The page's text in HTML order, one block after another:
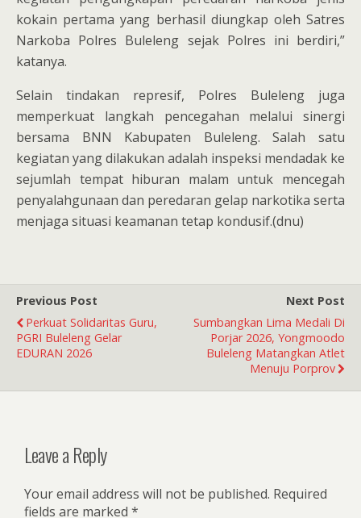
kokain pertama yang berhasil diungkap oleh Satres
Narkoba Polres Buleleng sejak Polres ini berdiri,”
katanya.
Selain tindakan represif, Polres Buleleng juga
memperkuat langkah pencegahan melalui sinergi
bersama BNN Kabupaten Buleleng. Salah satu
kegiatan yang dilakukan adalah inspeksi mendadak ke
sejumlah tempat hiburan malam untuk mencegah
penyalahgunaan dan peredaran gelap narkotika serta
menjaga situasi keamanan tetap kondusif.(dnu)
Previous Post
Perkuat Solidaritas Guru,
PGRI Buleleng Gelar
EDURAN 2026
Next Post
Sumbangkan Lima Medali Di
Porjar 2026, Yongmoodo
Buleleng Matangkan Atlet
Menuju Porprov
Leave a Reply
Your email address will not be published. Required
fields are marked *